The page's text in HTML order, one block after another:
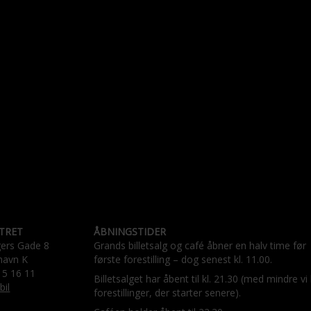
Gade 8
K
16 11
ÅBNINGSTIDER
Grands billetsalg og café åbner en halv time før
første forestilling – dog senest kl. 11.00.
Billetsalget har åbent til kl. 21.30 (med mindre vi
forestillinger, der starter senere).